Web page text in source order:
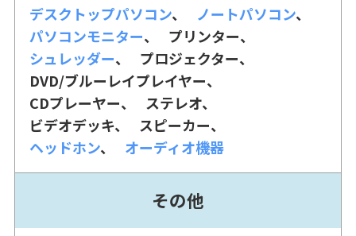
デスクトップパソコン
ノートパソコン
パソコンモニター
プリンター
シュレッダー
プロジェクター
DVD/ブルーレイプレイヤー
CDプレーヤー
ステレオ
ビデオデッキ
スピーカー
ヘッドホン
オーディオ機器
その他